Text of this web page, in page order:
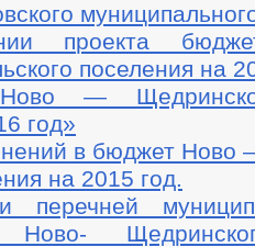
проекта
поселения на
—
год»
в бюджет Ново
на 2015 год.
перечней
Ново-